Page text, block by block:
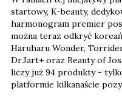
startowy, K-beauty,
harmonogram premier
można teraz odkryć
Haruharu Wonder,
Dr.Jart+ oraz Beauty of
liczy już 94 produkty -
platformie kilkanaście